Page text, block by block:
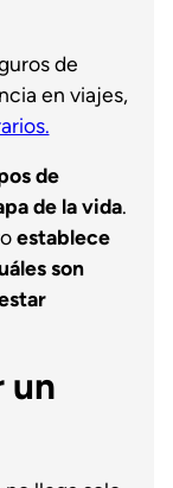
de
en viajes,
de
de la vida.
establece
son
un